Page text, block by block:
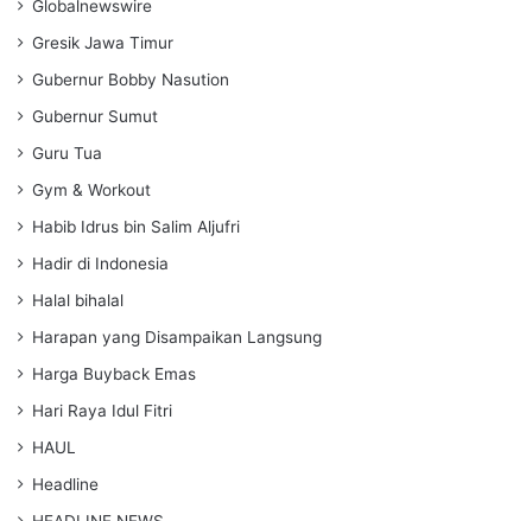
Globalnewswire
Gresik Jawa Timur
Gubernur Bobby Nasution
Gubernur Sumut
Guru Tua
Gym & Workout
Habib Idrus bin Salim Aljufri
Hadir di Indonesia
Halal bihalal
Harapan yang Disampaikan Langsung
Harga Buyback Emas
Hari Raya Idul Fitri
HAUL
Headline